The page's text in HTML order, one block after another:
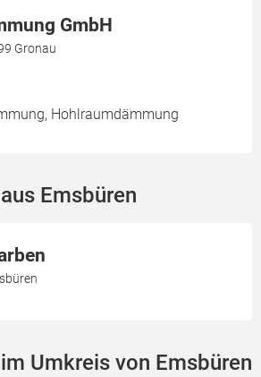
GmbH
Gronau
Hohlraumdämmung
Emsbüren
Umkreis von Emsbüren